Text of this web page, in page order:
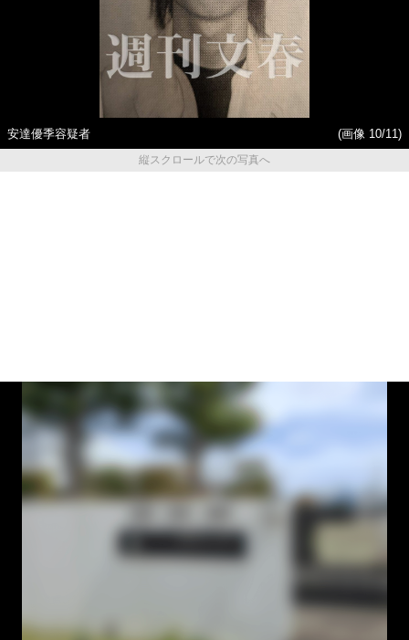
安達優季容疑者
(画像 10/11)
縦スクロールで次の写真へ